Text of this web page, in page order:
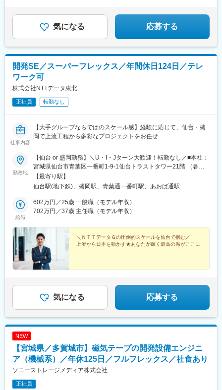
気になる 応募する
開発SE／スーパーフレックス／年間休日124日／テレ
ワーク可
株式会社NTTデータ東北
正社員 転勤なし
仕事内容
【大手グループならではのスケール感】経験に応じて、仙台・盛
岡で上流工程から多彩なプロジェクトをお任せ
勤務地
【仙台 or 盛岡勤務】＼U・I・Jターン大歓迎！転勤なし／■本社：
宮城県仙台市青葉区一番町1-9-1仙台トラストタワー21階 （各線
「仙台駅」徒歩8分）プロジェクト先／本社または仙台市内■盛岡
拠点：岩手県盛岡市盛岡駅前通8-17明治安田生命盛岡駅前ビル
【最寄り駅】
仙台駅(地下鉄)、盛岡駅、青葉通一番町駅、あおば通駅
給与
602万円／25歳 一般職（モデル年収）
702万円／37歳 主任職（モデル年収）
＼ＮＴＴデータＧの圧倒的スケールを仙台で掴む／
上流から日本を動かす★あなたが輝く最高の席がここに
気になる 応募する
NEW
【宮城県／多賀城市】磁気テープの開発設備エンジニ
ア（機械系）／年休125日／フルフレックス／社食あり
ソニーストレージメディア株式会社
正社員